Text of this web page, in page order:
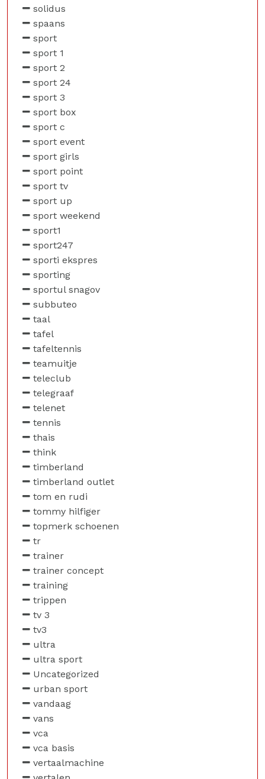
solidus
spaans
sport
sport 1
sport 2
sport 24
sport 3
sport box
sport c
sport event
sport girls
sport point
sport tv
sport up
sport weekend
sport1
sport247
sporti ekspres
sporting
sportul snagov
subbuteo
taal
tafel
tafeltennis
teamuitje
teleclub
telegraaf
telenet
tennis
thais
think
timberland
timberland outlet
tom en rudi
tommy hilfiger
topmerk schoenen
tr
trainer
trainer concept
training
trippen
tv 3
tv3
ultra
ultra sport
Uncategorized
urban sport
vandaag
vans
vca
vca basis
vertaalmachine